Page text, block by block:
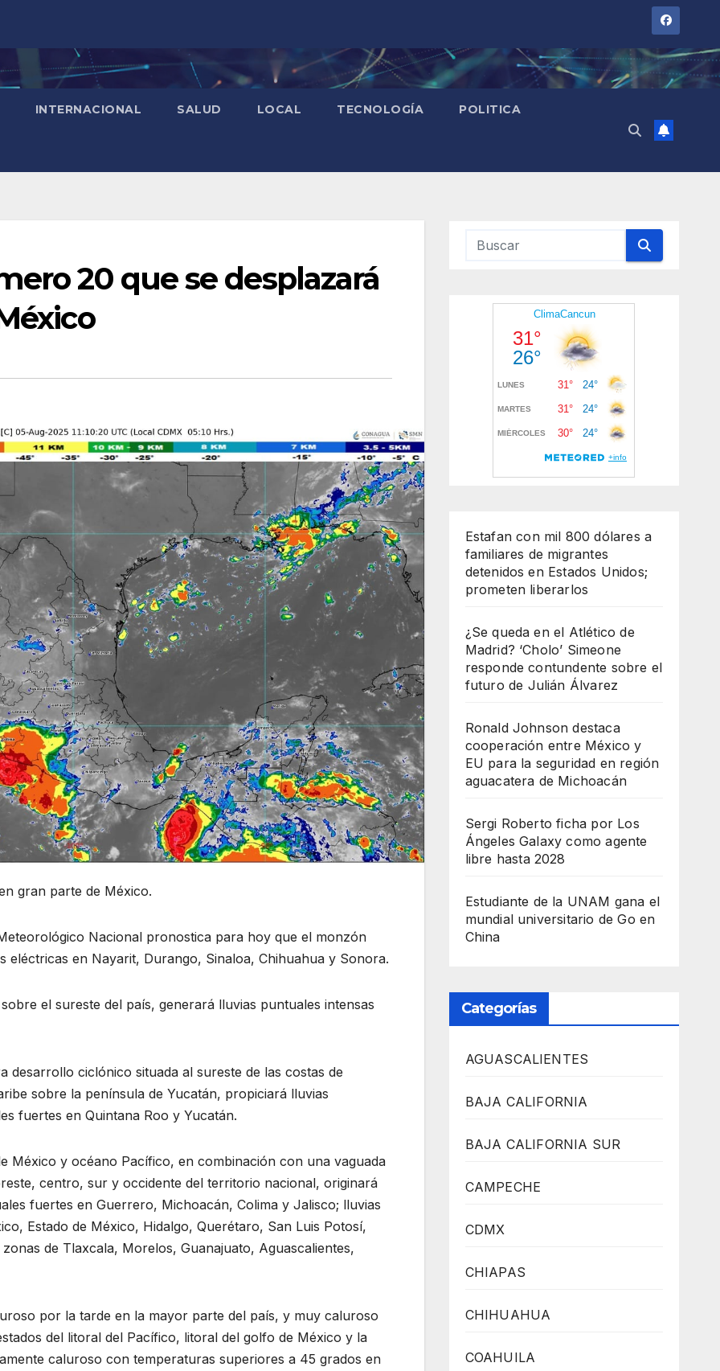
INTERNACIONAL SALUD LOCAL TECNOLOGÍA POLITICA
20 que se desplazará
gran parte de México.
Nacional pronostica para hoy que el monzón
eléctricas en Nayarit, Durango, Sinaloa, Chihuahua y Sonora.
el sureste del país, generará lluvias puntuales intensas
desarrollo ciclónico situada al sureste de las costas de
sobre la península de Yucatán, propiciará lluvias
fuertes en Quintana Roo y Yucatán.
México y océano Pacífico, en combinación con una vaguada
centro, sur y occidente del territorio nacional, originará
fuertes en Guerrero, Michoacán, Colima y Jalisco; lluvias
Estado de México, Hidalgo, Querétaro, San Luis Potosí,
de Tlaxcala, Morelos, Guanajuato, Aguascalientes,
por la tarde en la mayor parte del país, y muy caluroso
del litoral del Pacífico, litoral del golfo de México y la
caluroso con temperaturas superiores a 45 grados en
Estafan con mil 800 dólares a
familiares de migrantes
detenidos en Estados Unidos;
prometen liberarlos
¿Se queda en el Atlético de
Madrid? ‘Cholo’ Simeone
responde contundente sobre el
futuro de Julián Álvarez
Ronald Johnson destaca
cooperación entre México y
EU para la seguridad en región
aguacatera de Michoacán
Sergi Roberto ficha por Los
Ángeles Galaxy como agente
libre hasta 2028
Estudiante de la UNAM gana el
mundial universitario de Go en
China
Categorías
AGUASCALIENTES
BAJA CALIFORNIA
BAJA CALIFORNIA SUR
CAMPECHE
CDMX
CHIAPAS
CHIHUAHUA
COAHUILA